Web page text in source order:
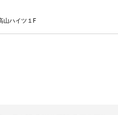
山ハイツ１F